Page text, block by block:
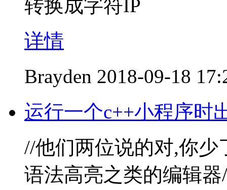
转换成字符IP
详情
Brayden 2018-09-18
运行一个c++小程序时
//他们两位说的对,你
语法高亮之类的编辑